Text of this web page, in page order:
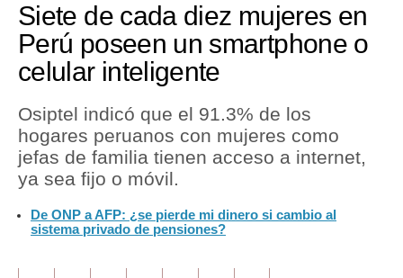
Economía
Mercados
Política
Finanzas Personales
Siete de cada diez mujeres en
Perú poseen un smartphone o
celular inteligente
Osiptel indicó que el 91.3% de los
hogares peruanos con mujeres como
jefas de familia tienen acceso a internet,
ya sea fijo o móvil.
De ONP a AFP: ¿se pierde mi dinero si cambio al
sistema privado de pensiones?